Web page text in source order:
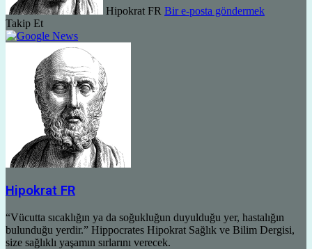
Hipokrat FR Bir e-posta göndermek
Takip Et
Hipokrat FR
“Vücutta sıcaklığın ya da soğukluğun duyulduğu yer, hastalığın
bulunduğu yerdir.” Hippocrates Hipokrat Sağlık ve Bilim Dergisi,
size sağlıklı yaşamın sırlarını verecek.